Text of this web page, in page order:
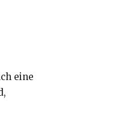
eine